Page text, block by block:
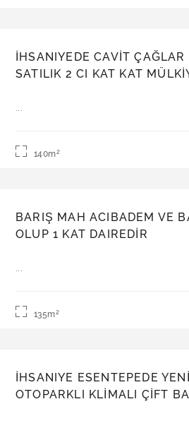
İHSANIYEDE CAVİT
SATILIK 2 CI KAT KAT
...
140m2
BARIŞ MAH ACIBADEM VE
OLUP 1 KAT DAIREDİR
...
135m2
İHSANIYE ESENTEPEDE
OTOPARKLI KLİMALI ÇİFT